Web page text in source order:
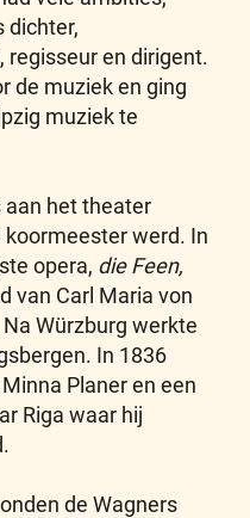
dichter,
regisseur en dirigent.
de muziek en ging
muziek te
het theater
koormeester werd. In
opera, die Feen,
van Carl Maria von
Würzburg werkte
In 1836
Planer en een
Riga waar hij
de Wagners